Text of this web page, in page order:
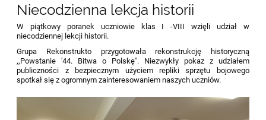
Niecodzienna lekcja historii
W piątkowy poranek uczniowie klas I -VIII wzięli udział w
niecodziennej lekcji historii.
Grupa Rekonstrukto przygotowała rekonstrukcję historyczną
,,Powstanie '44. Bitwa o Polskę". Niezwykły pokaz z udziałem
publiczności z bezpiecznym użyciem repliki sprzętu bojowego
spotkał się z ogromnym zainteresowaniem naszych uczniów.